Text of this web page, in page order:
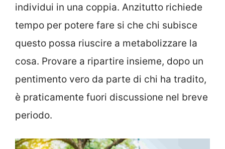
individui in una coppia. Anzitutto richiede
tempo per potere fare si che chi subisce
questo possa riuscire a metabolizzare la
cosa. Provare a ripartire insieme, dopo un
pentimento vero da parte di chi ha tradito,
è praticamente fuori discussione nel breve
periodo.